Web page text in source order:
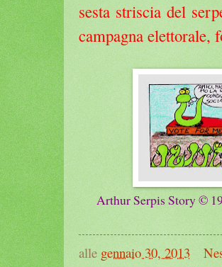
sesta striscia del
campagna elettorale,
Arthur Serpis Story ©
alle gennaio 30, 2013